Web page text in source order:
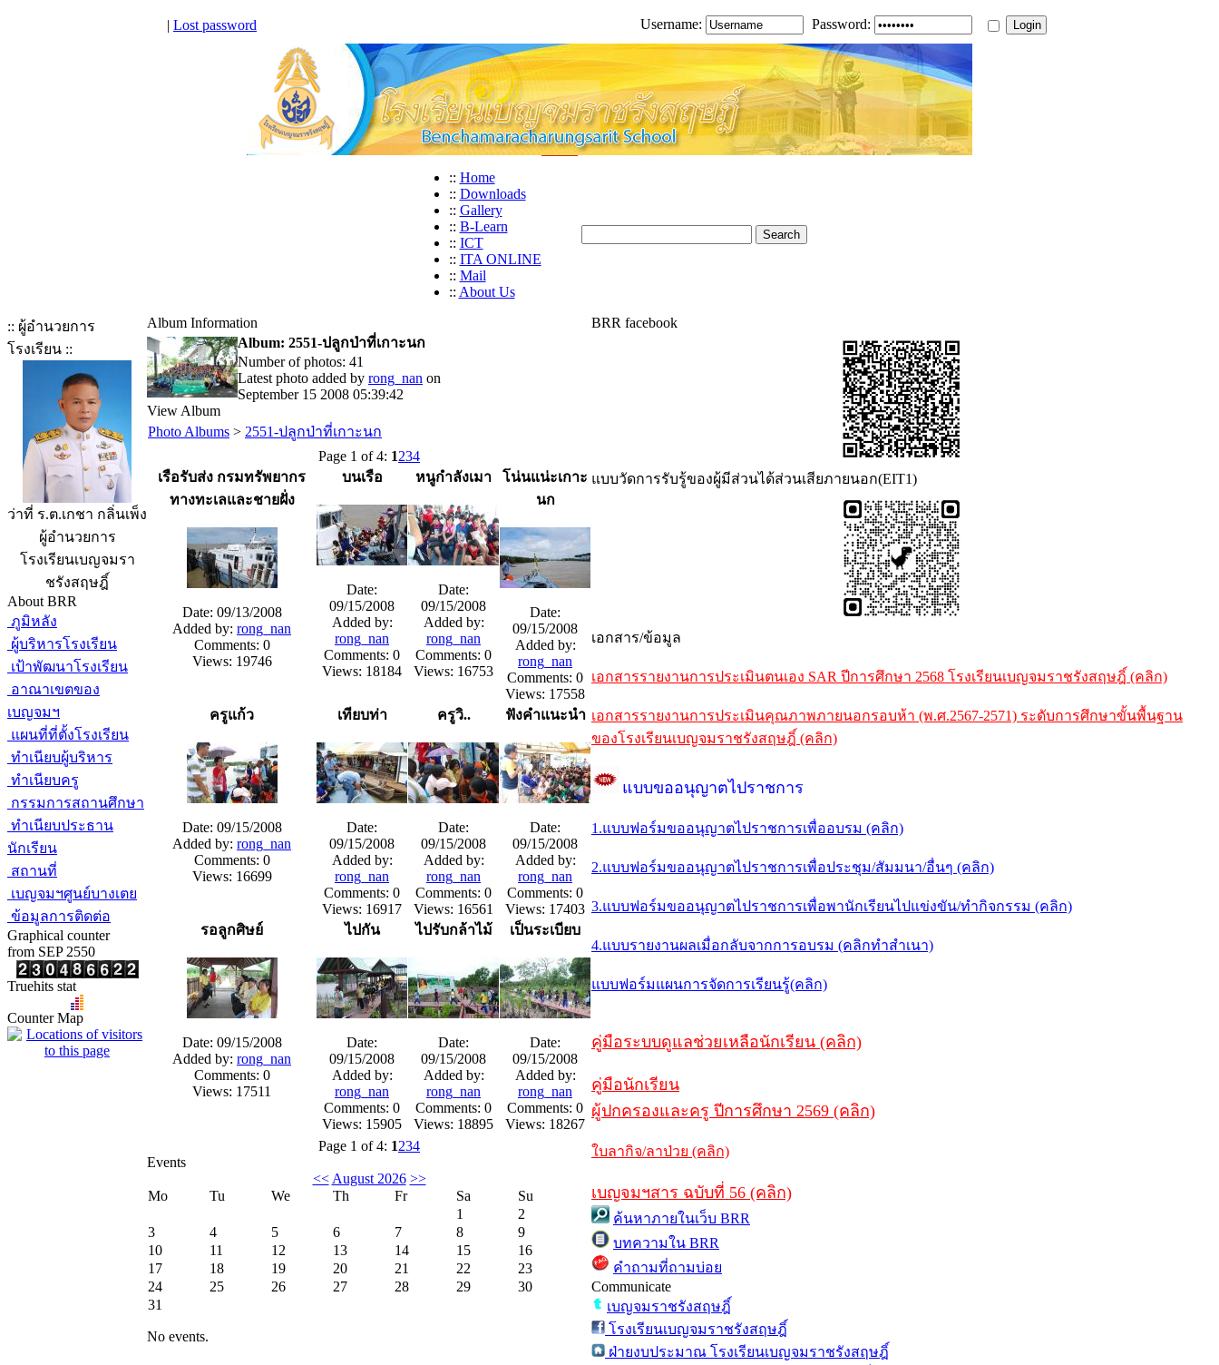
| Lost password Username: Password:
:: Home
:: Downloads
:: Gallery
:: B-Learn
:: ICT
:: ITA ONLINE
:: Mail
:: About Us
:: ผู้อำนวยการ
โรงเรียน ::
ว่าที่ ร.ต.เกชา กลิ่นเพ็ง
ผู้อำนวยการ
โรงเรียนเบญจมรา
ชรังสฤษฎิ์
About BRR
ภูมิหลัง
ผู้บริหารโรงเรียน
เป้าพัฒนาโรงเรียน
อาณาเขตของ
เบญจมฯ
แผนที่ที่ตั้งโรงเรียน
ทำเนียบผู้บริหาร
ทำเนียบครู
กรรมการสถานศึกษา
ทำเนียบประธาน
นักเรียน
สถานที่
เบญจมฯศูนย์บางเตย
ข้อมูลการติดต่อ
Graphical counter
from SEP 2550
Truehits stat
Counter Map
Album Information
Album: 2551-ปลูกป่าที่เกาะนก
Number of photos: 41
Latest photo added by rong_nan on
September 15 2008 05:39:42
View Album
Photo Albums > 2551-ปลูกป่าที่เกาะนก
Page 1 of 4: 1234
เรือรับส่ง กรมทรัพยากร
ทางทะเลและชายฝั่ง
Date: 09/13/2008
Added by: rong_nan
Comments: 0
Views: 19746
บนเรือ
Date:
09/15/2008
Added by:
rong_nan
Comments: 0
Views: 18184
หนูกำลังเมา
Date:
09/15/2008
Added by:
rong_nan
Comments: 0
Views: 16753
โน่นแน่ะเกาะ
นก
Date:
09/15/2008
Added by:
rong_nan
Comments: 0
Views: 17558
ครูแก้ว
Date: 09/15/2008
Added by: rong_nan
Comments: 0
Views: 16699
เทียบท่า
Date:
09/15/2008
Added by:
rong_nan
Comments: 0
Views: 16917
ครูวิ..
Date:
09/15/2008
Added by:
rong_nan
Comments: 0
Views: 16561
ฟังคำแนะนำ
Date:
09/15/2008
Added by:
rong_nan
Comments: 0
Views: 17403
รอลูกศิษย์
Date: 09/15/2008
Added by: rong_nan
Comments: 0
Views: 17511
ไปกัน
Date:
09/15/2008
Added by:
rong_nan
Comments: 0
Views: 15905
ไปรับกล้าไม้
Date:
09/15/2008
Added by:
rong_nan
Comments: 0
Views: 18895
เป็นระเบียบ
Date:
09/15/2008
Added by:
rong_nan
Comments: 0
Views: 18267
Page 1 of 4: 1234
Events
<< August 2026 >>
Mo
Tu We Th Fr Sa
Su
1
2
3
4 5 6 7 8
9
10
11 12 13 14 15
16
17
18 19 20 21 22
23
24
25 26 27 28 29
30
31
No events.
BRR facebook
แบบวัดการรับรู้ของผู้มีส่วนได้ส่วนเสียภายนอก(EIT1)
เอกสาร/ข้อมูล
เอกสารรายงานการประเมินตนเอง SAR ปีการศึกษา 2568 โรงเรียนเบญจมราชรังสฤษฎิ์ (คลิก)
เอกสารรายงานการประเมินคุณภาพภายนอกรอบห้า (พ.ศ.2567-2571) ระดับการศึกษาขั้นพื้นฐาน
ของโรงเรียนเบญจมราชรังสฤษฎิ์ (คลิก)
แบบขออนุญาตไปราชการ
1.แบบฟอร์มขออนุญาตไปราชการเพื่ออบรม (คลิก)
2.แบบฟอร์มขออนุญาตไปราชการเพื่อประชุม/สัมมนา/อื่นๆ (คลิก)
3.แบบฟอร์มขออนุญาตไปราชการเพื่อพานักเรียนไปแข่งขัน/ทำกิจกรรม (คลิก)
4.แบบรายงานผลเมื่อกลับจากการอบรม (คลิกทำสำเนา)
แบบฟอร์มแผนการจัดการเรียนรู้(คลิก)
คู่มือระบบดูแลช่วยเหลือนักเรียน (คลิก)
คู่มือนักเรียน
ผู้ปกครองและครู ปีการศึกษา 2569 (คลิก)
ใบลากิจ/ลาป่วย (คลิก)
เบญจมฯสาร ฉบับที่ 56 (คลิก)
ค้นหาภายในเว็บ BRR
บทความใน BRR
คำถามที่ถามบ่อย
Communicate
เบญจมราชรังสฤษฎิ์
โรงเรียนเบญจมราชรังสฤษฎิ์
ฝ่ายงบประมาณ โรงเรียนเบญจมราชรังสฤษฎิ์